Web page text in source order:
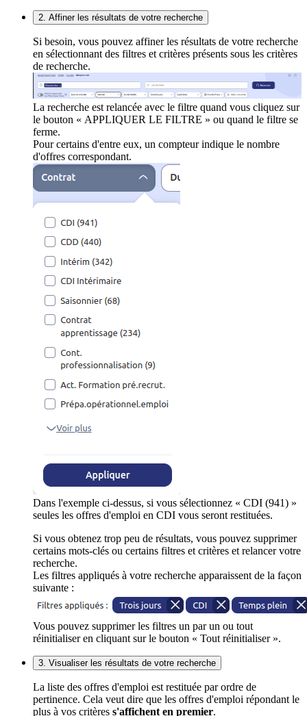
2. Affiner les résultats de votre recherche
Si besoin, vous pouvez affiner les résultats de votre recherche
en sélectionnant des filtres et critères présents sous les critères
de recherche.
La recherche est relancée avec le filtre quand vous cliquez sur
le bouton « APPLIQUER LE FILTRE » ou quand le filtre se
ferme.
Pour certains d'entre eux, un compteur indique le nombre
d'offres correspondant.
Dans l'exemple ci-dessus, si vous sélectionnez « CDI (941) »
seules les offres d'emploi en CDI vous seront restituées.
Si vous obtenez trop peu de résultats, vous pouvez supprimer
certains mots-clés ou certains filtres et critères et relancer votre
recherche.
Les filtres appliqués à votre recherche apparaissent de la façon
suivante :
Vous pouvez supprimer les filtres un par un ou tout
réinitialiser en cliquant sur le bouton « Tout réinitialiser ».
3. Visualiser les résultats de votre recherche
La liste des offres d'emploi est restituée par ordre de
pertinence. Cela veut dire que les offres d'emploi répondant le
plus à vos critères s'affichent en premier.